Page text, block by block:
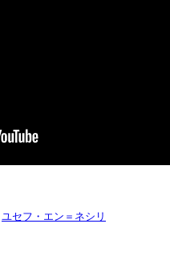
ユセフ・エン＝ネシリ